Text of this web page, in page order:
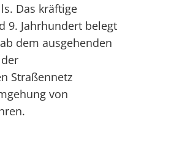
Das kräftige
9. Jahrhundert belegt
dem ausgehenden
Straßennetz
von